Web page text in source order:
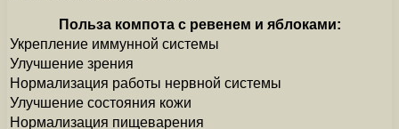
Польза компота с ревенем и яблоками:
Укрепление иммунной системы
Улучшение зрения
Нормализация работы нервной системы
Улучшение состояния кожи
Нормализация пищеварения